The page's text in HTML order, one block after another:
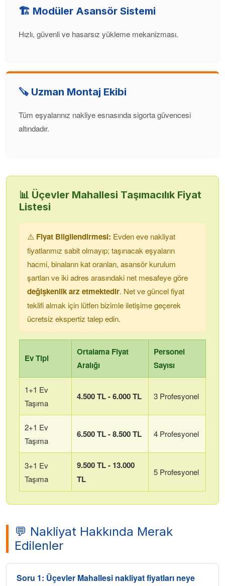
🏗️ Modüler Asansör Sistemi
Hızlı, güvenli ve hasarsız yükleme mekanizması.
🪚 Uzman Montaj Ekibi
Tüm eşyalarınız nakliye esnasında sigorta güvencesi
altındadır.
📊 Üçevler Mahallesi Taşımacılık Fiyat
Listesi
⚠️ Fiyat Bilgilendirmesi: Evden eve nakliyat
fiyatlarımız sabit olmayıp; taşınacak eşyaların
hacmi, binaların kat oranları, asansör kurulum
şartları ve iki adres arasındaki net mesafeye göre
değişkenlik arz etmektedir. Net ve güncel fiyat
teklifi almak için lütfen bizimle iletişime geçerek
ücretsiz ekspertiz talep edin.
Ev Tipi
Ortalama Fiyat
Aralığı
Personel
Sayısı
1+1 Ev
Taşıma
4.500 TL - 6.000 TL 3 Profesyonel
2+1 Ev
Taşıma
6.500 TL - 8.500 TL 4 Profesyonel
3+1 Ev
Taşıma
9.500 TL - 13.000
TL
5 Profesyonel
💬 Nakliyat Hakkında Merak
Edilenler
Soru 1: Üçevler Mahallesi nakliyat fiyatları neye